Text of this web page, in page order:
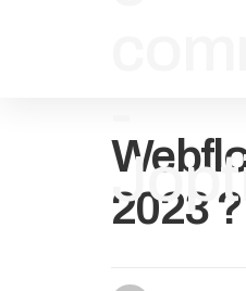
2023 ?